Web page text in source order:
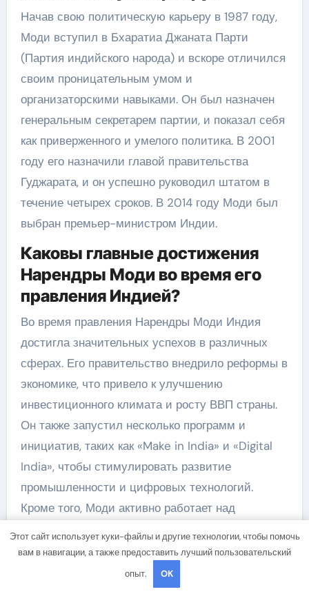
Начав свою политическую карьеру в 1987 году,
Моди вступил в Бхаратиа Джаната Парти
(Партия индийского народа) и вскоре отличился
своим проницательным умом и
организаторскими навыками. Он был назначен
генеральным секретарем партии, и показал себя
как приверженного и умелого политика. В 2001
году его назначили главой правительства
Гуджарата, и он успешно руководил штатом в
течение четырех сроков. В 2014 году Моди был
выбран премьер-министром Индии.
Каковы главные достижения
Нарендры Моди во время его
правления Индией?
Во время правления Нарендры Моди Индия
достигла значительных успехов в различных
сферах. Его правительство внедрило реформы в
экономике, что привело к улучшению
инвестиционного климата и росту ВВП страны.
Он также запустил несколько программ и
инициатив, таких как «Make in India» и «Digital
India», чтобы стимулировать развитие
промышленности и цифровых технологий.
Кроме того, Моди активно работает над
социальных программ, таких как «Swachh Bharat
Abhiyan» (Движение за чистую Индию) и
«Pradhan Mantri Jan Dhan Yojana»
Этот сайт использует куки-файлы и другие технологии, чтобы помочь
вам в навигации, а также предоставить лучший пользовательский
опыт.
OK